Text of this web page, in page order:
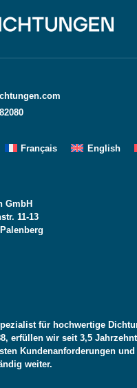
Français English
GmbH
11-13
für hochwertige
erfüllen wir seit 3,5
Kundenanforderungen
weiter.